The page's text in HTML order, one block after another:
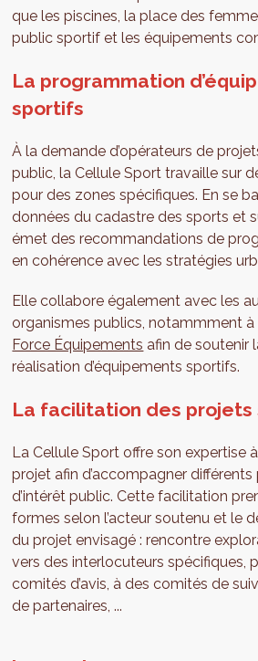
que les piscines, la place des
public sportif et les équipements
La programmation
sportifs
À la demande d’opérateurs de
public, la Cellule Sport travaille sur
pour des zones spécifiques. En se
données du cadastre des sports et
émet des recommandations de
en cohérence avec les stratégies
Elle collabore également avec les
organismes publics, notammment à
Force Équipements afin de soutenir
réalisation d’équipements sportifs.
La facilitation des projets
La Cellule Sport offre son expertise
projet afin d’accompagner
d’intérêt public. Cette facilitation
formes selon l’acteur soutenu et le
du projet envisagé : rencontre
vers des interlocuteurs spécifiques,
comités d’avis, à des comités de
de partenaires, ...